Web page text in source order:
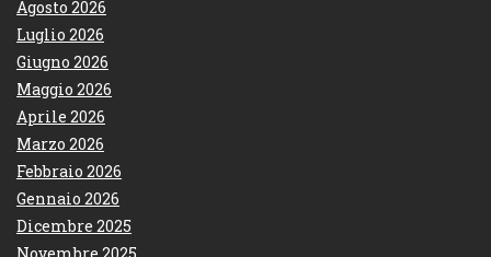
Agosto 2026
Luglio 2026
Giugno 2026
Maggio 2026
Aprile 2026
Marzo 2026
Febbraio 2026
Gennaio 2026
Dicembre 2025